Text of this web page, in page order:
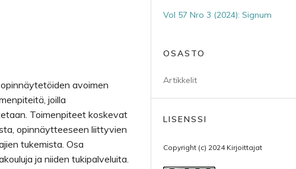
avoimen
joilla
Toimenpiteet koskevat
opinnäytteeseen liittyvien
tukemista. Osa
ja niiden tukipalveluita.
Vol 57 Nro 3 (2024): Signum
OSASTO
Artikkelit
LISENSSI
Copyright (c) 2024 Kirjoittajat